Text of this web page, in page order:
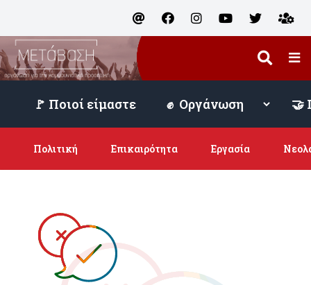
🚩 Ποιοί είμαστε
Πολιτική Επικαιρότητα Εργασία